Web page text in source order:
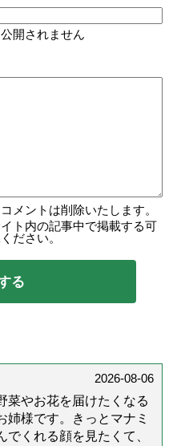
開されません
メントは削除いたします。
ト内の記事中で掲載する可
ださい。
2026-08-06
菜やお花を届けたくなる
姉様です。きっとマナミ
くれる顔を見たくて、